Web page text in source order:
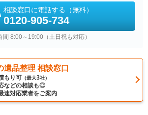
相談窓口に電話する（無料）
0120-905-734
間 8:00～19:00（土日祝も対応）
遺品整理 相談窓口
もり可 （最大3社）
などの相談も◎
速対応業者をご案内